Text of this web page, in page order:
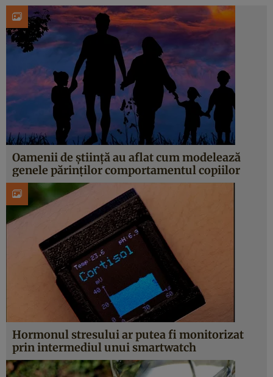
Oamenii de știință au aflat cum modelează
genele părinților comportamentul copiilor
Hormonul stresului ar putea fi monitorizat
prin intermediul unui smartwatch